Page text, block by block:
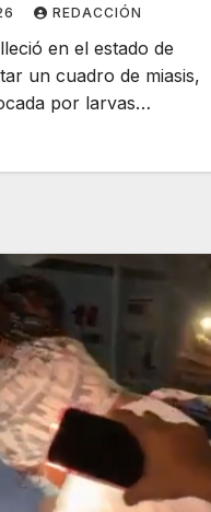
REDACCIÓN
en el estado de
un cuadro de miasis,
por larvas…